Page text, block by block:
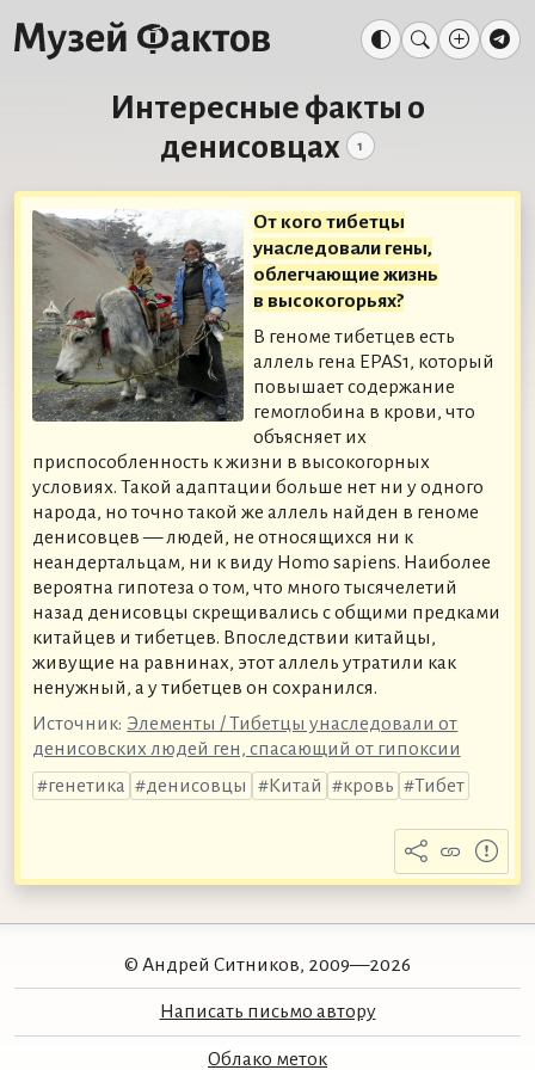
Интересные факты о
денисовцах
1
От кого тибетцы
унаследовали гены,
облегчающие жизнь
в высокогорьях?
В геноме тибетцев есть
аллель гена EPAS1, который
повышает содержание
гемоглобина в крови, что
объясняет их
приспособленность к жизни в высокогорных
условиях. Такой адаптации больше нет ни у одного
народа, но точно такой же аллель найден в геноме
денисовцев — людей, не относящихся ни к
неандертальцам, ни к виду Homo sapiens. Наиболее
вероятна гипотеза о том, что много тысячелетий
назад денисовцы скрещивались с общими предками
китайцев и тибетцев. Впоследствии китайцы,
живущие на равнинах, этот аллель утратили как
ненужный, а у тибетцев он сохранился.
Источник: Элементы / Тибетцы унаследовали от
денисовских людей ген, спасающий от гипоксии
генетика
денисовцы Китай кровь Тибет
© Андрей Ситников, 2009—2026
Написать письмо автору
Облако меток